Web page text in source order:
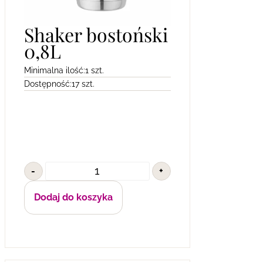
Shaker bostoński
0,8L
Minimalna ilość:1 szt.
Dostępność:17 szt.
- +
Dodaj do koszyka